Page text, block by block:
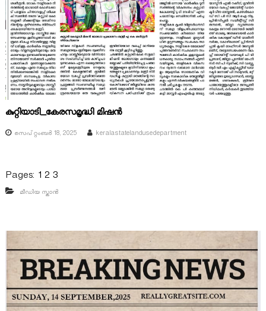
കുറ്റിയാടി_കേരസമൃദ്ധി മിഷൻ
സെപ്റ്റംബർ 18, 2025 keralastatelandusedepartment
Pages: 1 2 3
മീഡിയ സ്കാൻ